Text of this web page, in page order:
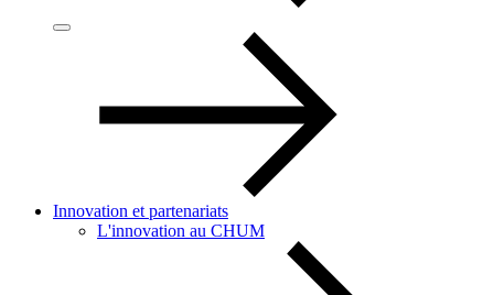
Innovation et partenariats
L'innovation au CHUM